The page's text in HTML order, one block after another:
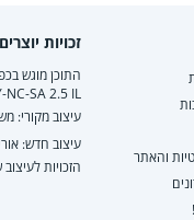
והאתר
זכויות יוצרים
SA 2.5 IL.
עיצוב מקורי:
עיצוב חדש:
הזכויות